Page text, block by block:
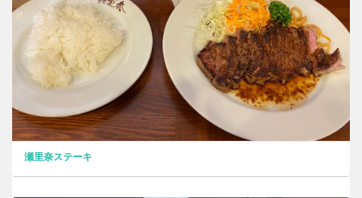
瀬里奈ステーキ